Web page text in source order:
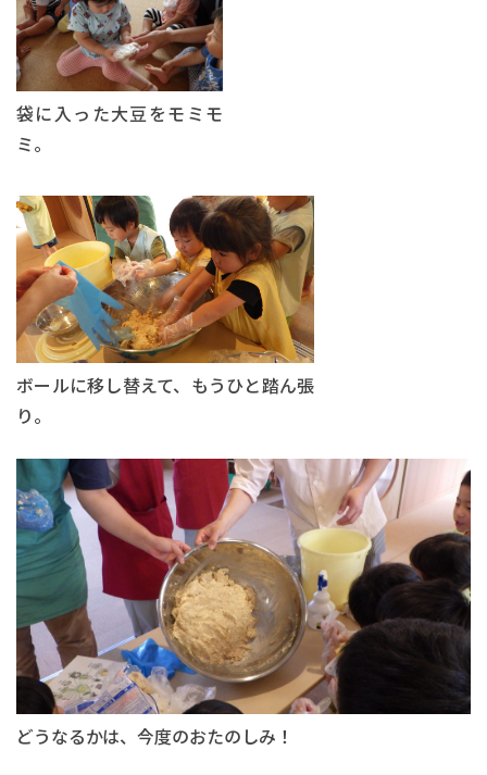
袋に入った大豆をモミモ
ミ。
ボールに移し替えて、もうひと踏ん張
り。
どうなるかは、今度のおたのしみ！